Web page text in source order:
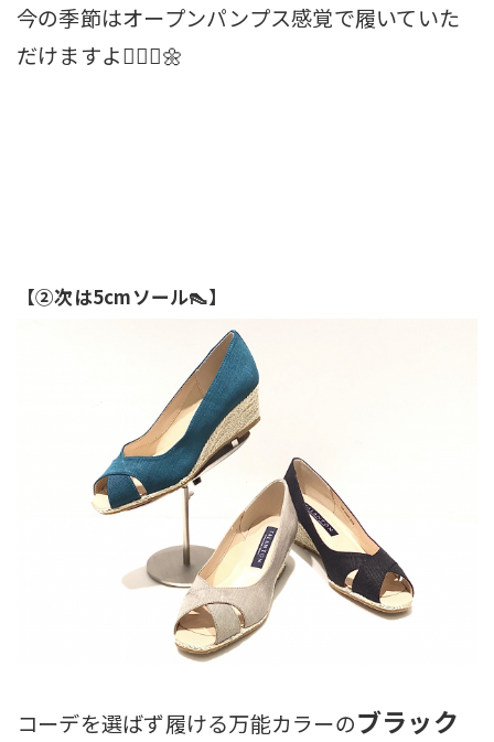
今の季節はオープンパンプス感覚で履いていた
だけますよ💁🏼‍♀️🌼
【②次は5cmソール👠】
コーデを選ばず履ける万能カラーのブラック